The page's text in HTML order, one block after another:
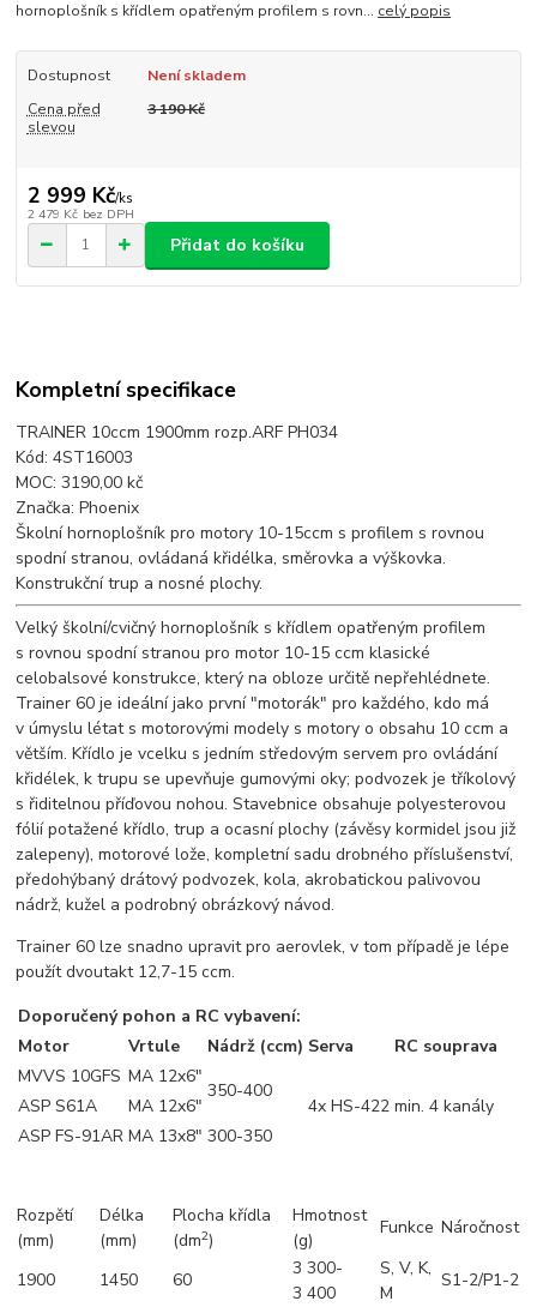
hornoplošník s křídlem opatřeným profilem s rovn... celý popis
Dostupnost
Není skladem
Cena před
slevou
3 190 Kč
2 999 Kč/ks
2 479 Kč bez DPH
Přidat do košíku
Kompletní specifikace
TRAINER 10ccm 1900mm rozp.ARF PH034
Kód: 4ST16003
MOC: 3190,00 kč
Značka: Phoenix
Školní hornoplošník pro motory 10-15ccm s profilem s rovnou
spodní stranou, ovládaná křidélka, směrovka a výškovka.
Konstrukční trup a nosné plochy.
Velký školní/cvičný hornoplošník s křídlem opatřeným profilem
s rovnou spodní stranou pro motor 10-15 ccm klasické
celobalsové konstrukce, který na obloze určitě nepřehlédnete.
Trainer 60 je ideální jako první "motorák" pro každého, kdo má
v úmyslu létat s motorovými modely s motory o obsahu 10 ccm a
větším. Křídlo je vcelku s jedním středovým servem pro ovládání
křidélek, k trupu se upevňuje gumovými oky; podvozek je tříkolový
s řiditelnou příďovou nohou. Stavebnice obsahuje polyesterovou
fólií potažené křídlo, trup a ocasní plochy (závěsy kormidel jsou již
zalepeny), motorové lože, kompletní sadu drobného příslušenství,
předohýbaný drátový podvozek, kola, akrobatickou palivovou
nádrž, kužel a podrobný obrázkový návod.
Trainer 60 lze snadno upravit pro aerovlek, v tom případě je lépe
použít dvoutakt 12,7-15 ccm.
Doporučený pohon a RC vybavení:
Motor
Vrtule Nádrž (ccm) Serva
RC souprava
MVVS 10GFS MA 12x6"
350-400
4x HS-422 min. 4 kanály
ASP S61A
MA 12x6"
ASP FS-91AR MA 13x8" 300-350
Rozpětí
(mm)
Délka
(mm)
Plocha křídla
(dm2)
Hmotnost
(g)
Funkce Náročnost
1900 1450 60
3 300-
3 400
S, V, K,
M
S1-2/P1-2